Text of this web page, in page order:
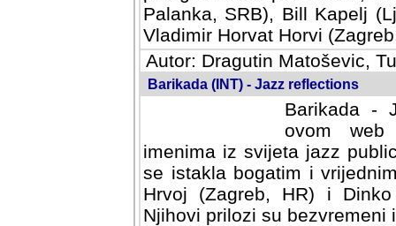
Palanka, SRB), Bill Kapelj
Vladimir Horvat Horvi
Autor: Dragutin Matoševic,
Barikada (INT) - Jazz reflections
Barikada -
ovom web
imenima iz svijeta jazz
se istakla bogatim i
Hrvoj (Zagreb, HR) i
Njihovi prilozi su bezvremeni